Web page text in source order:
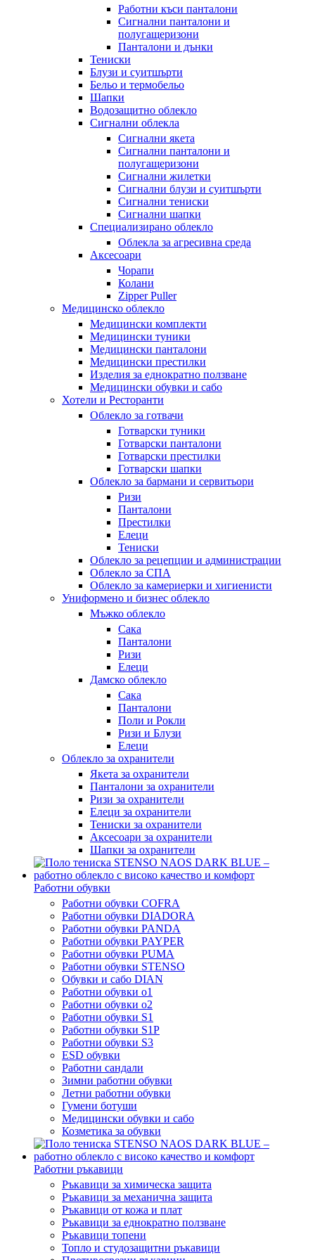
Работни къси панталони
Сигнални панталони и
полугащеризони
Панталони и дънки
Тениски
Блузи и суитшърти
Бельо и термобельо
Шапки
Водозащитно облекло
Сигнални облекла
Сигнални якета
Сигнални панталони и
полугащеризони
Сигнални жилетки
Сигнални блузи и суитшърти
Сигнални тениски
Сигнални шапки
Специализирано облекло
Облекла за агресивна среда
Аксесоари
Чорапи
Колани
Zipper Puller
Медицинско облекло
Медицински комплекти
Медицински туники
Медицински панталони
Медицински престилки
Изделия за еднократно ползване
Медицински обувки и сабо
Хотели и Ресторанти
Облекло за готвачи
Готварски туники
Готварски панталони
Готварски престилки
Готварски шапки
Облекло за бармани и сервитьори
Ризи
Панталони
Престилки
Елеци
Тениски
Облекло за рецепции и администрации
Облекло за СПА
Облекло за камериерки и хигиенисти
Униформено и бизнес облекло
Мъжко облекло
Сака
Панталони
Ризи
Елеци
Дамско облекло
Сака
Панталони
Поли и Рокли
Ризи и Блузи
Елеци
Облекло за охранители
Якета за охранители
Панталони за охранители
Ризи за охранители
Елеци за охранители
Тениски за охранители
Аксесоари за охранители
Шапки за охранители
Работни обувки
Работни обувки COFRA
Работни обувки DIADORA
Работни обувки PANDA
Работни обувки PAYPER
Работни обувки PUMA
Работни обувки STENSO
Обувки и сабо DIAN
Работни обувки o1
Работни обувки o2
Работни обувки S1
Работни обувки S1P
Работни обувки S3
ESD обувки
Работни сандали
Зимни работни обувки
Летни работни обувки
Гумени ботуши
Медицински обувки и сабо
Козметика за обувки
Работни ръкавици
Ръкавици за химическа защита
Ръкавици за механична защита
Ръкавици от кожа и плат
Ръкавици за еднократно ползване
Ръкавици топени
Топло и студозащитни ръкавици